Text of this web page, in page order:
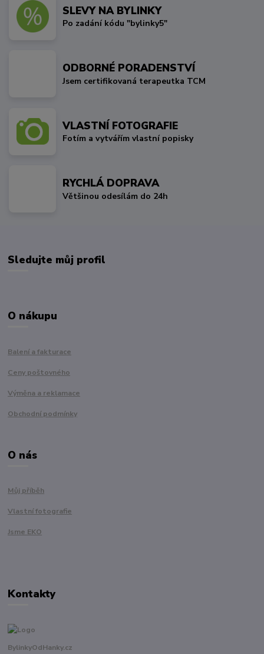
SLEVY NA BYLINKY
Po zadání kódu "bylinky5"
ODBORNÉ PORADENSTVÍ
Jsem certifikovaná terapeutka TCM
VLASTNÍ FOTOGRAFIE
Fotím a vytvářím vlastní popisky
RYCHLÁ DOPRAVA
Většinou odesílám do 24h
Sledujte můj profil
O nákupu
Balení a fakturace
Ceny poštovného
Výměna a reklamace
Obchodní podmínky
O nás
Můj příběh
Vlastní fotografie
Jsme EKO
Kontakty
BylinkyOdHanky.cz